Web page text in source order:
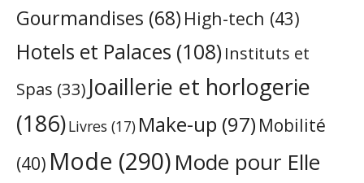
Gourmandises (68) High-tech (43)
Hotels et Palaces (108) Instituts et
Spas (33) Joaillerie et horlogerie
(186)Livres (17) Make-up (97) Mobilité
(40) Mode (290)Mode pour Elle